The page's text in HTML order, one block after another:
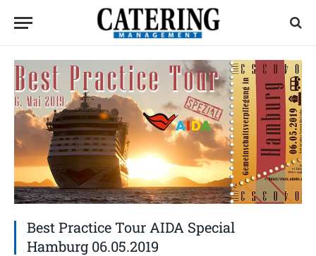
Best Practice Tour AIDA Special
Hamburg 06.05.2019